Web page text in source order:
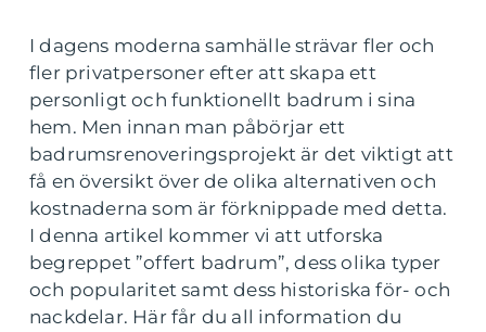
I dagens moderna samhälle strävar fler och
fler privatpersoner efter att skapa ett
personligt och funktionellt badrum i sina
hem. Men innan man påbörjar ett
badrumsrenoveringsprojekt är det viktigt att
få en översikt över de olika alternativen och
kostnaderna som är förknippade med detta.
I denna artikel kommer vi att utforska
begreppet ”offert badrum”, dess olika typer
och popularitet samt dess historiska för- och
nackdelar. Här får du all information du